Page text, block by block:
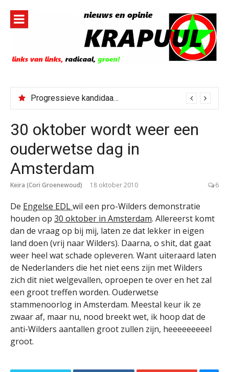
inhoud
Progressieve kandidaat El-Sayed senaatskandidaat Michigan
30 oktober wordt weer een
ouderwetse dag in
Amsterdam
Keira (Cori Groenewoud) 18 oktober 2010 6
De Engelse EDLwil een pro-Wilders demonstratie
houden op 30 oktober in Amsterdam. Allereerst komt
dan de vraag op bij mij, laten ze dat lekker in eigen
land doen (vrij naar Wilders). Daarna, o shit, dat gaat
weer heel wat schade opleveren. Want uiteraard laten
de Nederlanders die het niet eens zijn met Wilders
zich dit niet welgevallen, oproepen te over en het zal
een groot treffen worden. Ouderwetse
stammenoorlog in Amsterdam. Meestal keur ik ze
zwaar af, maar nu, nood breekt wet, ik hoop dat de
anti-Wilders aantallen groot zullen zijn, heeeeeeeeel
groot.